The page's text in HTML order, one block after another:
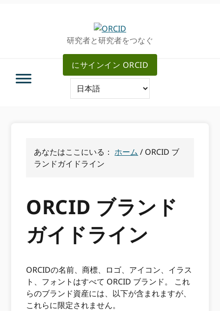
研究者と研究者をつなぐ
にサインイン ORCID
あなたはここにいる：ホーム / ORCID ブ
ランドガイドライン
ORCID ブランド
ガイドライン
ORCIDの名前、商標、ロゴ、アイコン、イラス
ト、フォントはすべて ORCID ブランド。 これ
らのブランド資産には、以下が含まれますが、
これらに限定されません。